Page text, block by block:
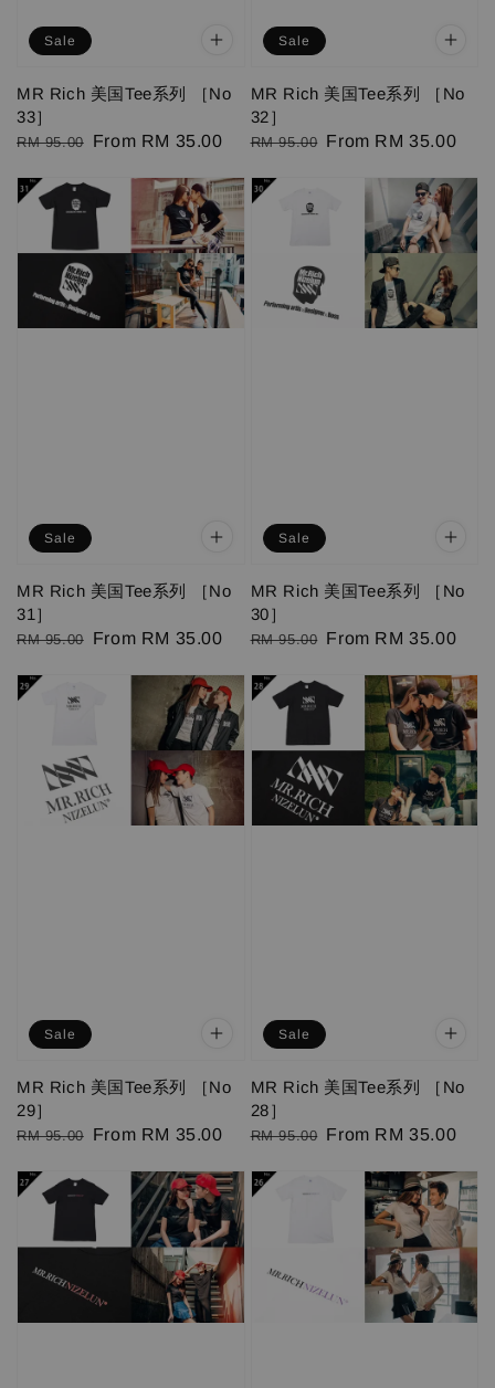
Sale
MR Rich 美国Tee系列 ［No
33］
Regular
RM 95.00
Sale
From RM 35.00
Sale
MR Rich 美国Tee系列 ［No
32］
Regular
RM 95.00 Sale
From RM 35.00
Sale
MR Rich 美国Tee系列 ［No
31］
Regular
RM 95.00
Sale
From RM 35.00
Sale
MR Rich 美国Tee系列 ［No
30］
Regular
RM 95.00 Sale
From RM 35.00
Sale
MR Rich 美国Tee系列 ［No
29］
Regular
RM 95.00
Sale
From RM 35.00
Sale
MR Rich 美国Tee系列 ［No
28］
Regular
RM 95.00 Sale
From RM 35.00